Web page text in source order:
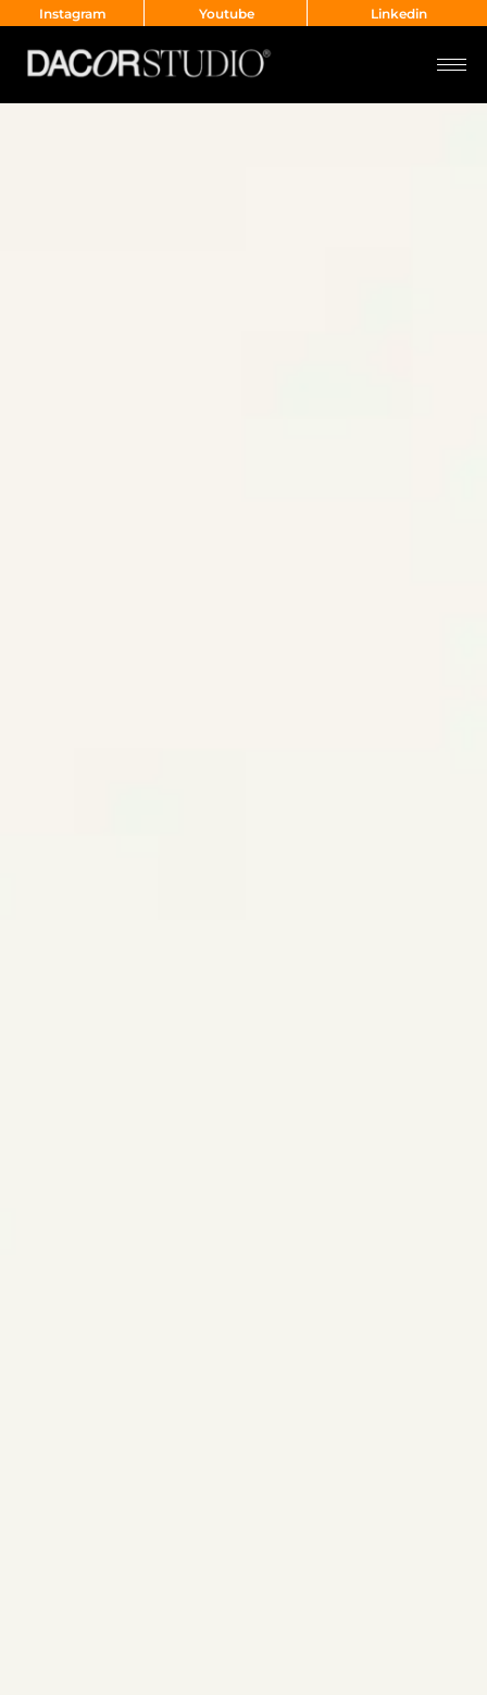
Instagram Youtube Linkedin